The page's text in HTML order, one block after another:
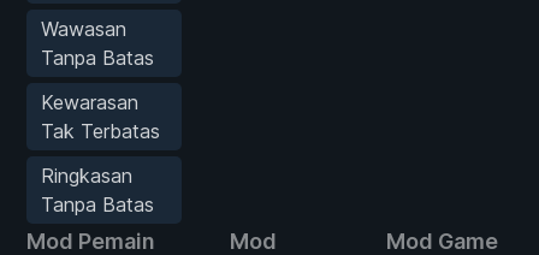
Wawasan
Tanpa Batas
Kewarasan
Tak Terbatas
Ringkasan
Tanpa Batas
Mod Pemain
Mod
Mod Game